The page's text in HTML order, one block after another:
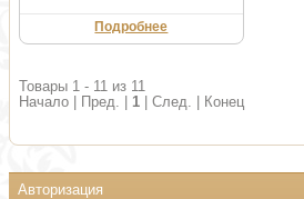
Подробнее
Товары 1 - 11 из 11
Начало | Пред. | 1 | След. | Конец